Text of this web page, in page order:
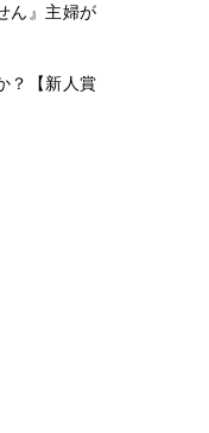
ん』主婦が
？【新人賞